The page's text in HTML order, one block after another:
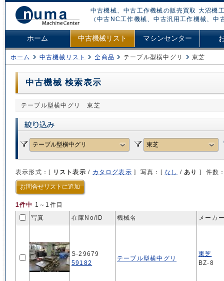
中古機械、中古工作機械の販売買取 大沼機
（中古NC工作機械、中古汎用工作機械、
ホーム 中古機械リスト マシンセンター
ホーム 中古機械リスト 全商品 テーブル型横中グリ 東芝
中古機械 検索表示
テーブル型横中グリ 東芝
表示形式：[ リスト表示 / カタログ表示 ] 写真：[ なし / あり ] 件数
お問合せリストに追加
1件中 1～1件目
写真
在庫No/ID 機械名 メーカ
S-29679
59182
テーブル型横中グリ
東芝
BZ-8